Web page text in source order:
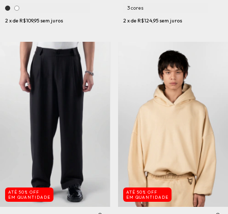
2x de R$109,95 sem juros
3 cores
2x de R$124,95 sem juros
ATÉ 50% OFF
EM QUANTIDADE
ATÉ 50% OFF
EM QUANTIDADE